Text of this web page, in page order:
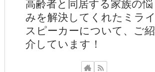
高齢者と同居する家族の悩
みを解決してくれたミライ
スピーカーについて、ご紹
介しています！